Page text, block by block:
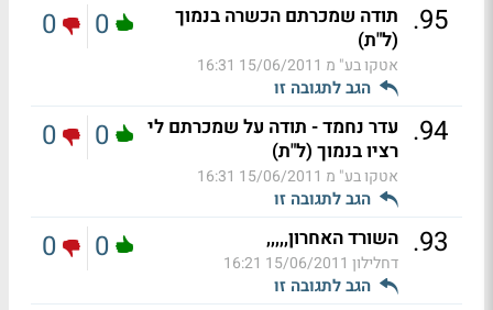
95
. תודה שמכרתם הכשרה בנמוך
(ל"ת)
אטקו בע" מ 15/06/2011 16:31
הגב לתגובה זו
0
0
94
. עדר נחמד - תודה על שמכרתם לי
רציו בנמוך (ל"ת)
אטקו בע" מ 15/06/2011 16:31
הגב לתגובה זו
0
0
93
. השורד האחרון,,,,,
דחלילון 15/06/2011 16:21
הגב לתגובה זו
0
0